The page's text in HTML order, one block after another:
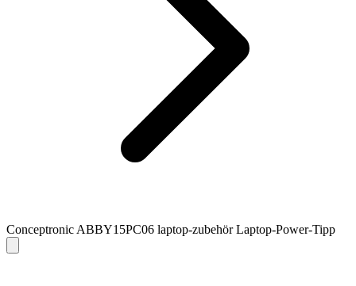
Conceptronic ABBY15PC06 laptop-zubehör Laptop-Power-Tipp